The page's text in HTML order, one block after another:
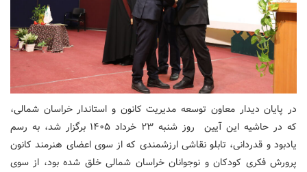
در پایان دیدار معاون توسعه مدیریت کانون و استاندار خراسان شمالی،
که در حاشیه این آیین روز شنبه ۲۳ خرداد ۱۴۰۵ برگزار شد، به رسم
یادبود و قدردانی، تابلو نقاشی ارزشمندی که از سوی اعضای هنرمند کانون
پرورش فکری کودکان و نوجوانان خراسان شمالی خلق شده بود، از سوی